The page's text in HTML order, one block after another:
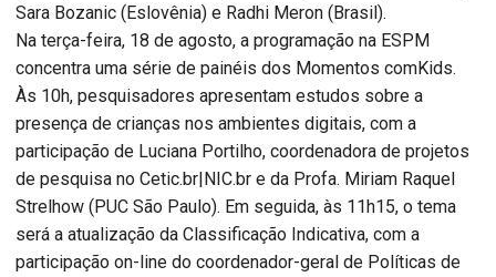
Sara Bozanic (Eslovênia) e Radhi Meron (Brasil).
Na terça-feira, 18 de agosto, a programação na ESPM
concentra uma série de painéis dos Momentos comKids.
Às 10h, pesquisadores apresentam estudos sobre a
presença de crianças nos ambientes digitais, com a
participação de Luciana Portilho, coordenadora de projetos
de pesquisa no Cetic.br|NIC.br e da Profa. Miriam Raquel
Strelhow (PUC São Paulo). Em seguida, às 11h15, o tema
será a atualização da Classificação Indicativa, com a
participação on-line do coordenador-geral de Políticas de